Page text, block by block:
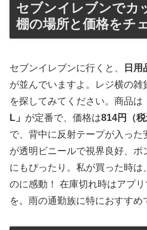
セブンイレブンでカ
棚の場所と価格をチ
セブンイレブンに行くと、 日用
が並んでいますよ。レジ横の雑
を探してみてください。商品は
L」 が定番で、価格は814円（税
で、背中に反射テープが入っ
が透明ビニールで視界良好、
にもぴったり。私が買った時は、
のに感動！ 在庫切れ時はアプ
を。雨の通勤族に特におすすめ